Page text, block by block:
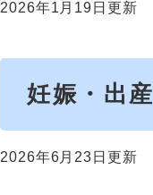
2026年1月19日更新
妊娠・出産
2026年6月23日更新